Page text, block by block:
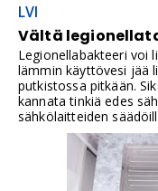
LVI
Vältä
Legionellabakteeri voi
lämmin käyttövesi jää
putkistossa pitkään.
kannata tinkiä edes
sähkölaitteiden
kuitenkaan kuulu
Lämminvesivaraajan
otteella.
joissa veden